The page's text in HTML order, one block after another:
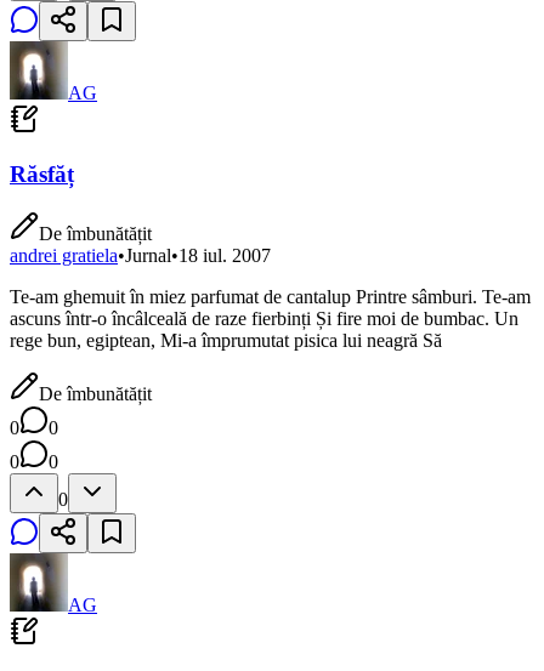
AG
Răsfăț
De îmbunătățit
andrei gratiela•Jurnal•18 iul. 2007
Te-am ghemuit în miez parfumat de cantalup Printre sâmburi. Te-am
ascuns într-o încâlceală de raze fierbinți Și fire moi de bumbac. Un
rege bun, egiptean, Mi-a împrumutat pisica lui neagră Să
De îmbunătățit
0
0
0
0
0
AG